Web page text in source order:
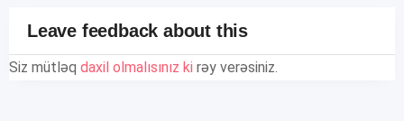
Leave feedback about this
Siz mütləq daxil olmalısınız ki rəy verəsiniz.